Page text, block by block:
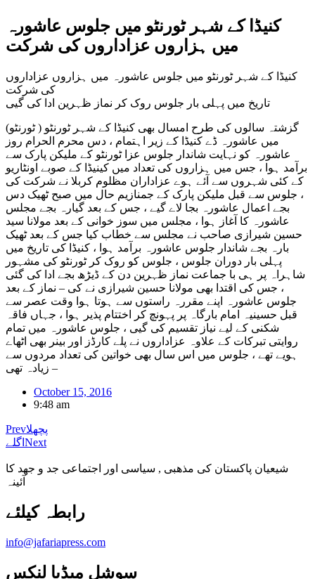
کنیڈا کے شہر ٹورنٹو میں جلوس عاشورہ
میں ہزاروں عزاداروں کی شرکت
کنیڈا کے شہر ٹورنٹو میں جلوس عاشورہ میں ہزاروں عزاداروں
کی شرکت
تاریخ میں پہلی بار جلوس روک کر نماز ظہرین ادا کی گیی
(ٹورنٹو ) گزشتہ سالوں کی طرح امسال بھی کنیڈا کے شہر ٹورنٹو
میں عاشورہ ڈے کنیڈا کے زیر اہتمام ، دس محرم الحرام روز
عاشورہ کو نہایت شاندار جلوس عزا ٹورنٹو کے ملیکن پارک سے
برآمد ہوا ، جس میں ہزاروں کی تعداد میں کینیڈا کے صوبے اونٹاریو
کے کئی شہروں سے آئے ہوے عزاداران مظلوم کربلا نے شرکت کی
، جلوس سے قبل ملیکن پارک کے جمنازیم حال میں صبح ٹھیک دس
بجے اعمال عاشورہ بجا لاے گیے ، جس کے بعد گیارہ بجے مجلس
عاشورہ کا آغاز ہوا ، مجلس میں سوز خوانی کے بعد مولانا سید
حسین شیرازی صاحب نے مجلس سے خطاب کیا جس کے بعد ٹھیک
بارہ بجے شاندار جلوس عاشورہ برآمد ہوا ، کنیڈا کی تاریخ میں
پہلی بار دوران جلوس ، جلوس کو روک کر ٹورنٹو کی مشہور
شاہراہ پر ہی با جماعت نماز ظہرین دن کے ڈیڑھ بجے ادا کی گئی
، جس کی اقتدا بھی مولانا حسین شیرازی نے کی – نماز کے بعد
جلوس عاشورہ اپنے مقررہ راستوں سے ہوتا ہوا وقت عصر سے
قبل حسینیہ امام بارگاہ پر پہونچ کر اختتام پذیر ہوا ، جہاں فاقہ
شکنی کے لیے نیاز تقسیم کی گیی ، جلوس عاشورہ میں تمام
روایتی تبرکات کے علاوہ عزاداروں نے پلے کارڈز اور بینر بھی اٹھاے
ہویے تھے ، جلوس میں اس سال بھی خواتین کی تعداد مردوں سے
زیادہ تھی –
October 15, 2016
9:48 am
Prevپچھلا
اگلے Next
شیعیان پاکستان کی مذهبی , سیاسی اور اجتماعی جد و جهد کا
آئینہ
info@jafariapress.com​
سوشل میڈیا لنکس